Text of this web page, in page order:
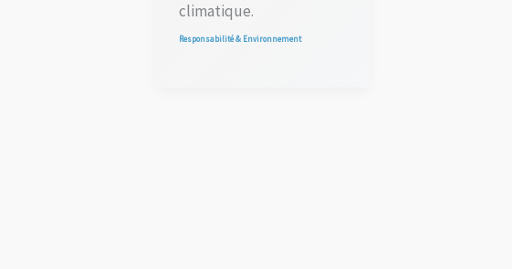
climatique.
Responsabilité & Environnement